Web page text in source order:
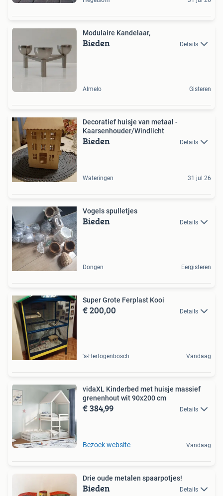
Modulaire Kandelaar,
Bieden Details
Almelo Gisteren
Decoratief huisje van metaal -
Kaarsenhouder/Windlicht
Bieden Details
Wateringen 31 jul 26
Vogels spulletjes
Bieden Details
Dongen Eergisteren
Super Grote Ferplast Kooi
€ 200,00 Details
's-Hertogenbosch Vandaag
vidaXL Kinderbed met huisje massief
grenenhout wit 90x200 cm
€ 384,99 Details
Bezoek website Vandaag
Drie oude metalen spaarpotjes!
Bieden Details